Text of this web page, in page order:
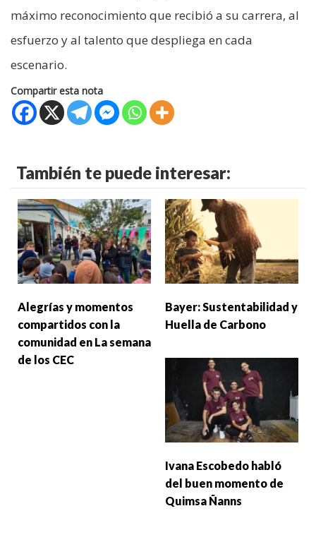
máximo reconocimiento que recibió a su carrera, al
esfuerzo y al talento que despliega en cada
escenario.
Compartir esta nota
También te puede interesar:
Alegrías y momentos
compartidos con la
comunidad en La semana
de los CEC
Bayer: Sustentabilidad y
Huella de Carbono
Ivana Escobedo habló
del buen momento de
Quimsa Ñanns